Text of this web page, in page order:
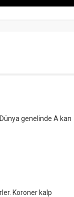
genelinde A kan
Koroner kalp